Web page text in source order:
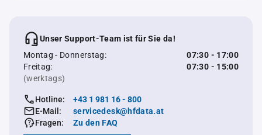
Unser Support-Team ist für Sie da!
Montag - Donnerstag:
07:30 - 17:00
Freitag:
07:30 - 15:00
(werktags)
Hotline:
+43 1 981 16 - 800
E-Mail:
servicedesk@hfdata.at
Fragen:
Zu den FAQ